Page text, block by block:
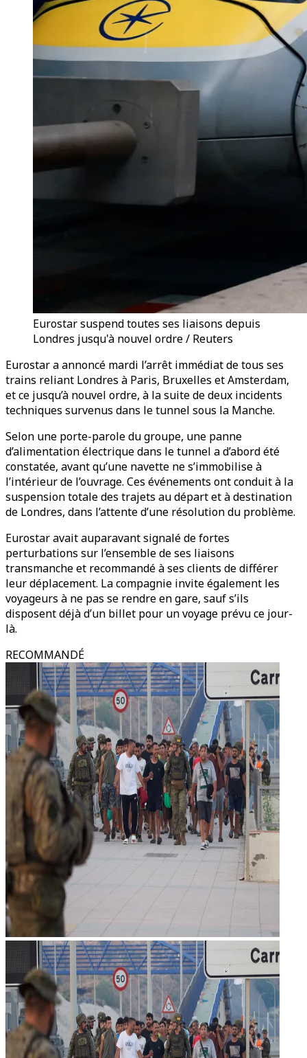
Eurostar suspend toutes ses liaisons depuis
Londres jusqu'à nouvel ordre / Reuters
Eurostar a annoncé mardi l’arrêt immédiat de tous ses
trains reliant Londres à Paris, Bruxelles et Amsterdam,
et ce jusqu’à nouvel ordre, à la suite de deux incidents
techniques survenus dans le tunnel sous la Manche.
Selon une porte-parole du groupe, une panne
d’alimentation électrique dans le tunnel a d’abord été
constatée, avant qu’une navette ne s’immobilise à
l’intérieur de l’ouvrage. Ces événements ont conduit à la
suspension totale des trajets au départ et à destination
de Londres, dans l’attente d’une résolution du problème.
Eurostar avait auparavant signalé de fortes
perturbations sur l’ensemble de ses liaisons
transmanche et recommandé à ses clients de différer
leur déplacement. La compagnie invite également les
voyageurs à ne pas se rendre en gare, sauf s’ils
disposent déjà d’un billet pour un voyage prévu ce jour-
là.
RECOMMANDÉ